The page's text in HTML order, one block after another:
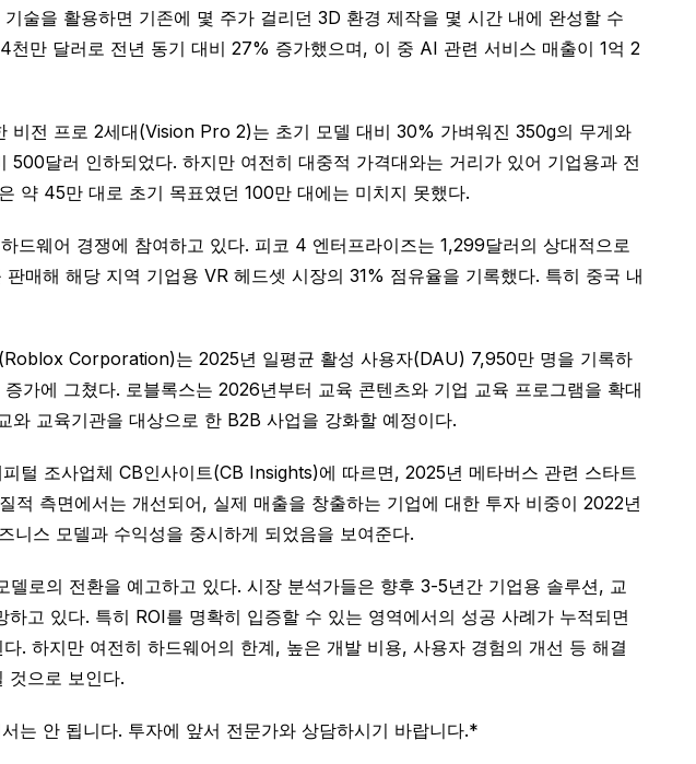
술을 활용하면 기존에 몇 주가 걸리던 3D 환경 제작을 몇 시간 내에 완성할 수
만 달러로 전년 동기 대비 27% 증가했으며, 이 중 AI 관련 서비스 매출이 1억 2
전 프로 2세대(Vision Pro 2)는 초기 모델 대비 30% 가벼워진 350g의 무게와
달러 인하되었다. 하지만 여전히 대중적 가격대와는 거리가 있어 기업용과 전
약 45만 대로 초기 목표였던 100만 대에는 미치지 못했다.
웨어 경쟁에 참여하고 있다. 피코 4 엔터프라이즈는 1,299달러의 상대적으로
매해 해당 지역 기업용 VR 헤드셋 시장의 31% 점유율을 기록했다. 특히 중국 내
Corporation)는 2025년 일평균 활성 사용자(DAU) 7,950만 명을 기록하
가에 그쳤다. 로블록스는 2026년부터 교육 콘텐츠와 기업 교육 프로그램을 확대
교육기관을 대상으로 한 B2B 사업을 강화할 예정이다.
털 조사업체 CB인사이트(CB Insights)에 따르면, 2025년 메타버스 관련 스타트
측면에서는 개선되어, 실제 매출을 창출하는 기업에 대한 투자 비중이 2022년
스 모델과 수익성을 중시하게 되었음을 보여준다.
로의 전환을 예고하고 있다. 시장 분석가들은 향후 3-5년간 기업용 솔루션, 교
고 있다. 특히 ROI를 명확히 입증할 수 있는 영역에서의 성공 사례가 누적되면
. 하지만 여전히 하드웨어의 한계, 높은 개발 비용, 사용자 경험의 개선 등 해결
것으로 보인다.
는 안 됩니다. 투자에 앞서 전문가와 상담하시기 바랍니다.*